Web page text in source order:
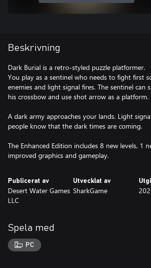
Beskrivning
Dark Burial is a retro-styled puzzle platformer.
You play as a sentinel who needs to fight first
enemies and light signal fires. The sentinel can
his crossbow and use shot arrow as a platform.
A dark army approaches your lands. Light
people know that the dark times are coming.
The Enhanced Edition includes 8 new levels, 1
improved graphics and gameplay.
Publicerat av
Desert Water Games
LLC
Utvecklat av
SharkGame
Spela med
PC